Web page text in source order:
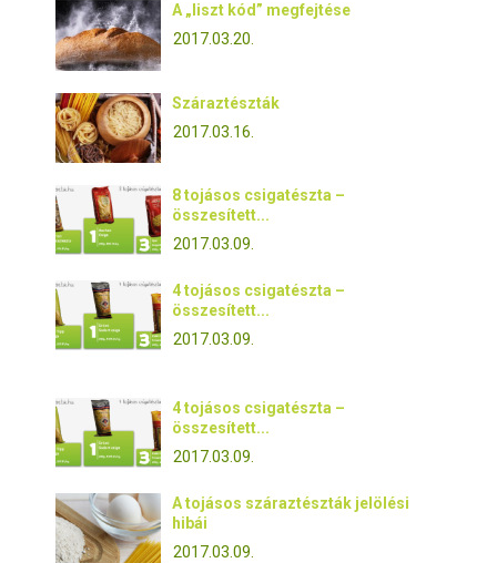
A „liszt kód” megfejtése
2017.03.20.
Száraztészták
2017.03.16.
8 tojásos csigatészta –
összesített...
2017.03.09.
4 tojásos csigatészta –
összesített...
2017.03.09.
4 tojásos csigatészta –
összesített...
2017.03.09.
A tojásos száraztészták jelölési
hibái
2017.03.09.